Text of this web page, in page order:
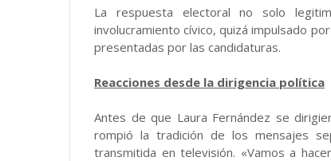
La respuesta electoral no solo
involucramiento cívico, quizá impulsado
presentadas por las candidaturas.
Reacciones desde la dirigencia política
Antes de que Laura Fernández se
rompió la tradición de los mensajes
transmitida en televisión. «Vamos a